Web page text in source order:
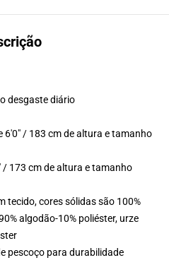
desgaste diário
6'0" / 183 cm de altura e tamanho
173 cm de altura e tamanho
tecido, cores sólidas são 100%
algodão-10% poliéster, urze
pescoço para durabilidade